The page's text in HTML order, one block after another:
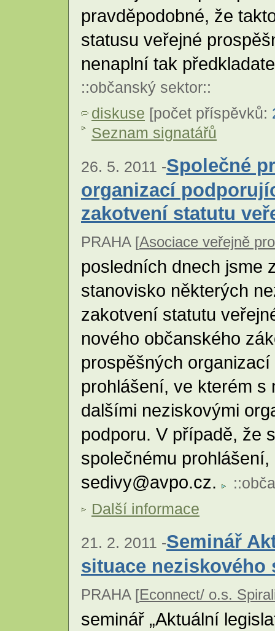
pravděpodobné, že
statusu veřejné
nenaplní tak
::občanský sektor::
diskuse [počet příspěvků:
Seznam signatářů
26. 5. 2011 -Společné
organizací
zakotvení statutu
PRAHA [Asociace veřejně
posledních dnech jsme
stanovisko některých
zakotvení statutu
nového občanského
prospěšných
prohlášení, ve kterém s
dalšími neziskovými
podporu. V případě, že
společnému
sedivy@avpo.cz.
::
Další informace
21. 2. 2011 -Seminář
situace neziskového
PRAHA [Econnect/ o.s.
seminář „Aktuální